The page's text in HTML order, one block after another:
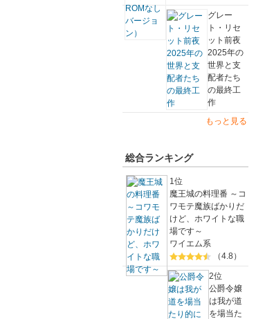
グレー
ト・リセ
ット前夜
2025年の
世界と支
配者たち
の最終工
作
もっと見る
総合ランキング
1位
魔王城の料理番 ～コ
ワモテ魔族ばかりだ
けど、ホワイトな職
場です～
ワイエム系
（4.8）
2位
公爵令嬢
は我が道
を場当た